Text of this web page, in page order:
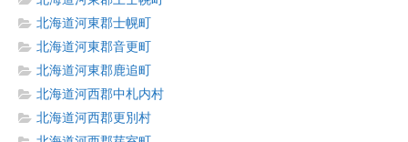
北海道河東郡士幌町
北海道河東郡音更町
北海道河東郡鹿追町
北海道河西郡中札内村
北海道河西郡更別村